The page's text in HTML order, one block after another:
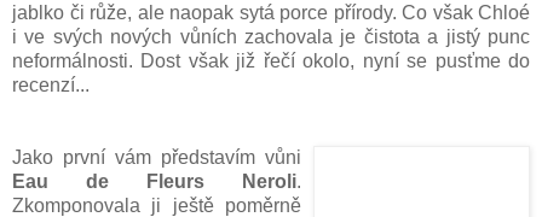
jablko či růže, ale naopak sytá porce přírody. Co však Chloé
i ve svých nových vůních zachovala je čistota a jistý punc
neformálnosti. Dost však již řečí okolo, nyní se pusťme do
recenzí...
Jako první vám představím vůni
Eau de Fleurs Neroli.
Zkomponovala ji ještě poměrně